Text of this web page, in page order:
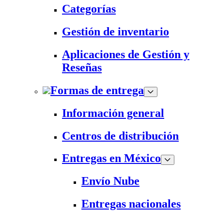
Categorías
Gestión de inventario
Aplicaciones de Gestión y
Reseñas
Formas de entrega
Información general
Centros de distribución
Entregas en México
Envío Nube
Entregas nacionales